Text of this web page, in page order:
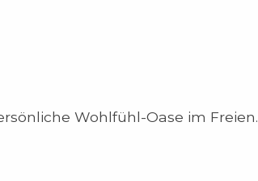
Wohlfühl-Oase im Freien.